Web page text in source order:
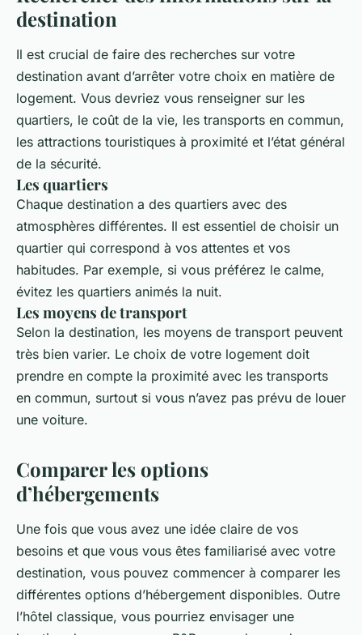
destination
Il est crucial de faire des recherches sur votre
destination avant d’arrêter votre choix en matière de
logement. Vous devriez vous renseigner sur les
quartiers, le coût de la vie, les transports en commun,
les attractions touristiques à proximité et l’état général
de la sécurité.
Les quartiers
Chaque destination a des quartiers avec des
atmosphères différentes. Il est essentiel de choisir un
quartier qui correspond à vos attentes et vos
habitudes. Par exemple, si vous préférez le calme,
évitez les quartiers animés la nuit.
Les moyens de transport
Selon la destination, les moyens de transport peuvent
très bien varier. Le choix de votre logement doit
prendre en compte la proximité avec les transports
en commun, surtout si vous n’avez pas prévu de louer
une voiture.
Comparer les options
d’hébergements
Une fois que vous avez une idée claire de vos
besoins et que vous vous êtes familiarisé avec votre
destination, vous pouvez commencer à comparer les
différentes options d’hébergement disponibles. Outre
l’hôtel classique, vous pourriez envisager une